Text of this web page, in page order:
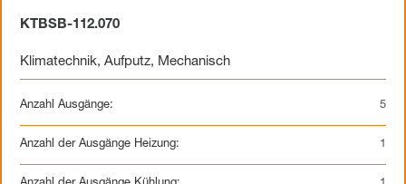
KTBSB-112.070
Klimatechnik, Aufputz, Mechanisch
Anzahl Ausgänge: 5
Anzahl der Ausgänge Heizung: 1